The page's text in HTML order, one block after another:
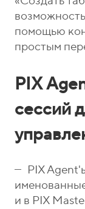
помощью
простым
PIX
сессий
PIX
и в PIX